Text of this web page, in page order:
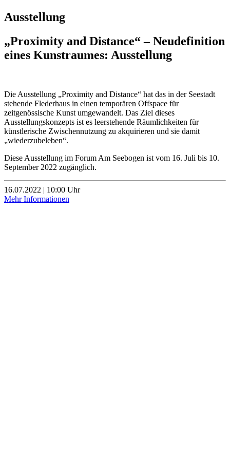
Ausstellung
„Proximity and Distance“ – Neudefinition
eines Kunstraumes: Ausstellung
Die Ausstellung „Proximity and Distance“ hat das in der Seestadt
stehende Flederhaus in einen temporären Offspace für
zeitgenössische Kunst umgewandelt. Das Ziel dieses
Ausstellungskonzepts ist es leerstehende Räumlichkeiten für
künstlerische Zwischennutzung zu akquirieren und sie damit
„wiederzubeleben“.
Diese Ausstellung im Forum Am Seebogen ist vom 16. Juli bis 10.
September 2022 zugänglich.
16.07.2022 | 10:00 Uhr
Mehr Informationen